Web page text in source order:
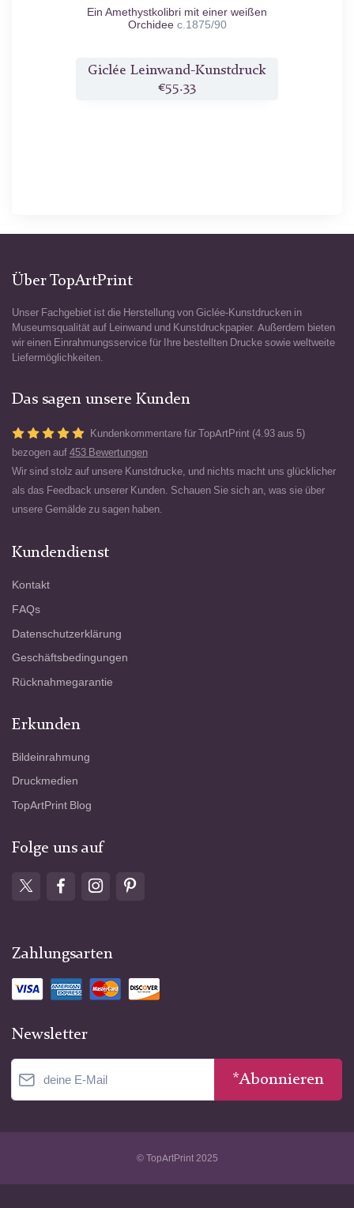
Ein Amethystkolibri mit einer weißen
Orchidee c.1875/90
Giclée Leinwand-Kunstdruck
€55.33
Über TopArtPrint
Unser Fachgebiet ist die Herstellung von Giclée-Kunstdrucken in
Museumsqualität auf Leinwand und Kunstdruckpapier. Außerdem bieten
wir einen Einrahmungsservice für Ihre bestellten Drucke sowie weltweite
Liefermöglichkeiten.
Das sagen unsere Kunden
Kundenkommentare für TopArtPrint (4.93 aus 5)
bezogen auf 453 Bewertungen
Wir sind stolz auf unsere Kunstdrucke, und nichts macht uns glücklicher
als das Feedback unserer Kunden. Schauen Sie sich an, was sie über
unsere Gemälde zu sagen haben.
Kundendienst
Kontakt
FAQs
Datenschutzerklärung
Geschäftsbedingungen
Rücknahmegarantie
Erkunden
Bildeinrahmung
Druckmedien
TopArtPrint Blog
Folge uns auf
Zahlungsarten
Newsletter
*Abonnieren
© TopArtPrint 2025